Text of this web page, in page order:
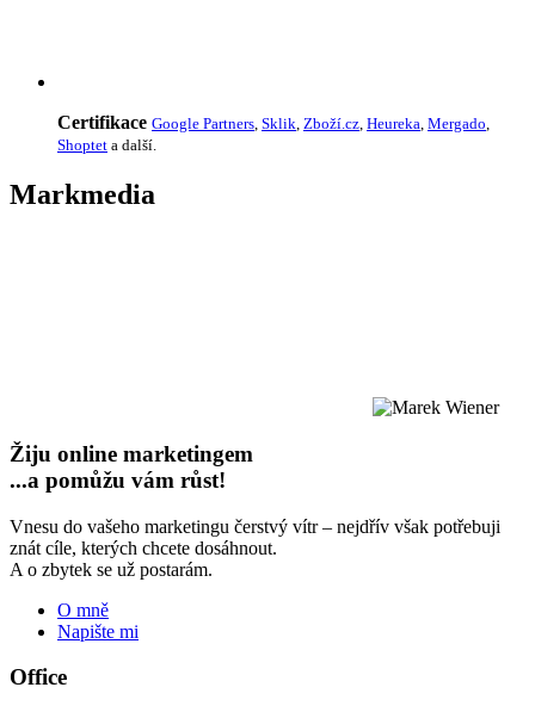
Certifikace Google Partners, Sklik, Zboží.cz, Heureka, Mergado,
Shoptet a další.
Markmedia
Žiju online marketingem
...a pomůžu vám růst!
Vnesu do vašeho marketingu čerstvý vítr – nejdřív však potřebuji
znát cíle, kterých chcete dosáhnout.
A o zbytek se už postarám.
O mně
Napište mi
Office